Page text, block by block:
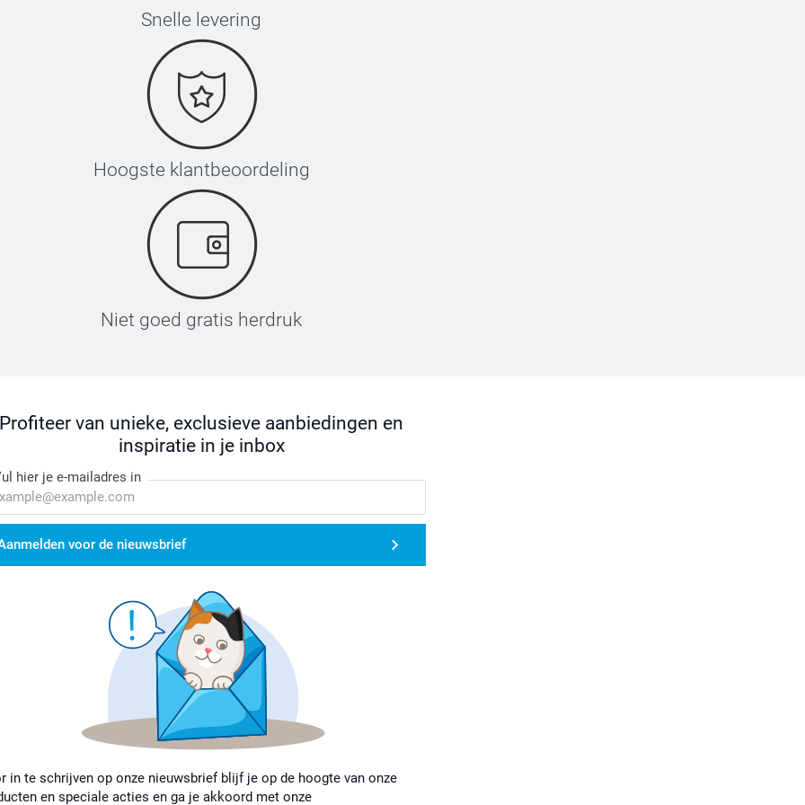
Snelle levering
Hoogste klantbeoordeling
Niet goed gratis herdruk
Profiteer van unieke, exclusieve aanbiedingen en
inspiratie in je inbox
hier je e-mailadres in
voor de nieuwsbrief
in te schrijven op onze nieuwsbrief blijf je op de hoogte van onze
en speciale acties en ga je akkoord met onze